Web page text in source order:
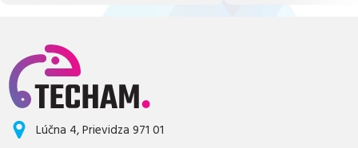
Lúčna 4, Prievidza 971 01